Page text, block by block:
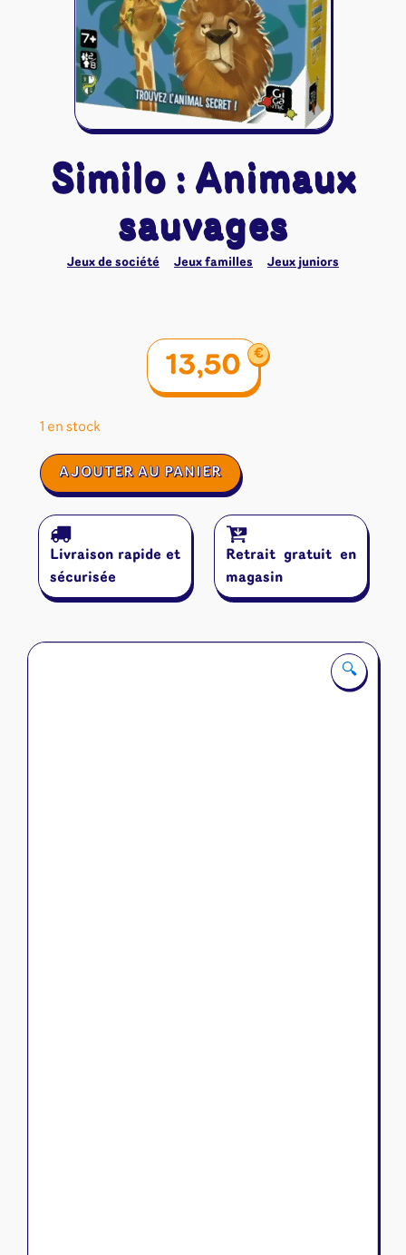
Naruto Mythos
Autres
Tapis de jeu
🔍
Similo : Animaux
sauvages
Jeux de société Jeux familles Jeux juniors
13,50 €
1 en stock
quantité
de
:
Animaux
sauvages
AJOUTER AU PANIER
Livraison rapide et
sécurisée
Retrait gratuit en
magasin